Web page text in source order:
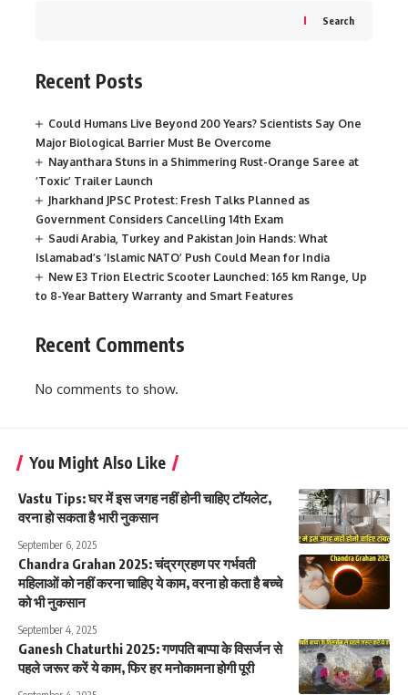
Search
Recent Posts
Could Humans Live Beyond 200 Years? Scientists Say One
Major Biological Barrier Must Be Overcome
Nayanthara Stuns in a Shimmering Rust-Orange Saree at
‘Toxic’ Trailer Launch
Jharkhand JPSC Protest: Fresh Talks Planned as
Government Considers Cancelling 14th Exam
Saudi Arabia, Turkey and Pakistan Join Hands: What
Islamabad’s ‘Islamic NATO’ Push Could Mean for India
New E3 Trion Electric Scooter Launched: 165 km Range, Up
to 8-Year Battery Warranty and Smart Features
Recent Comments
No comments to show.
You Might Also Like
Vastu Tips: घर में इस जगह नहीं होनी चाहिए टॉयलेट,
वरना हो सकता है भारी नुकसान
September 6, 2025
Chandra Grahan 2025: चंद्रग्रहण पर गर्भवती
महिलाओं को नहीं करना चाहिए ये काम, वरना हो कता है बच्चे
को भी नुकसान
September 4, 2025
Ganesh Chaturthi 2025: गणपति बाप्पा के विसर्जन से
पहले जरूर करें ये काम, फिर हर मनोकामना होगी पूरी